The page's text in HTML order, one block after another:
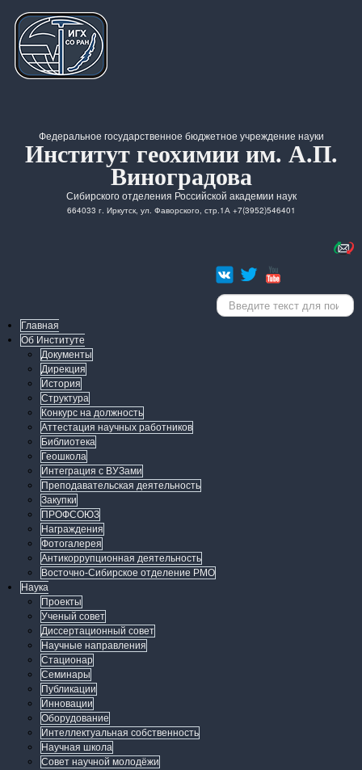
Федеральное государственное бюджетное учреждение науки
Институт геохимии им. А.П.
Виноградова
Сибирского отделения Российской академии наук
664033 г. Иркутск, ул. Фаворского, стр.1А +7(3952)546401
Искать...
Главная
Об Институте
Документы
Дирекция
История
Структура
Конкурс на должность
Аттестация научных работников
Библиотека
Геошкола
Интеграция с ВУЗами
Преподавательская деятельность
Закупки
ПРОФСОЮЗ
Награждения
Фотогалерея
Антикоррупционная деятельность
Восточно-Сибирское отделение РМО
Наука
Проекты
Ученый совет
Диссертационный совет
Научные направления
Стационар
Семинары
Публикации
Инновации
Оборудование
Интеллектуальная собственность
Научная школа
Совет научной молодёжи